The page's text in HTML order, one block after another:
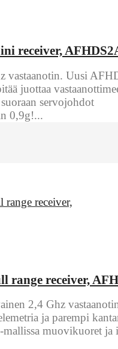
receiver,
vastaanotin. Uusi
juottaa
servojohdot
0,9g!...
range receiver,
2,4 Ghz
ja parempi
muovikuoret ja